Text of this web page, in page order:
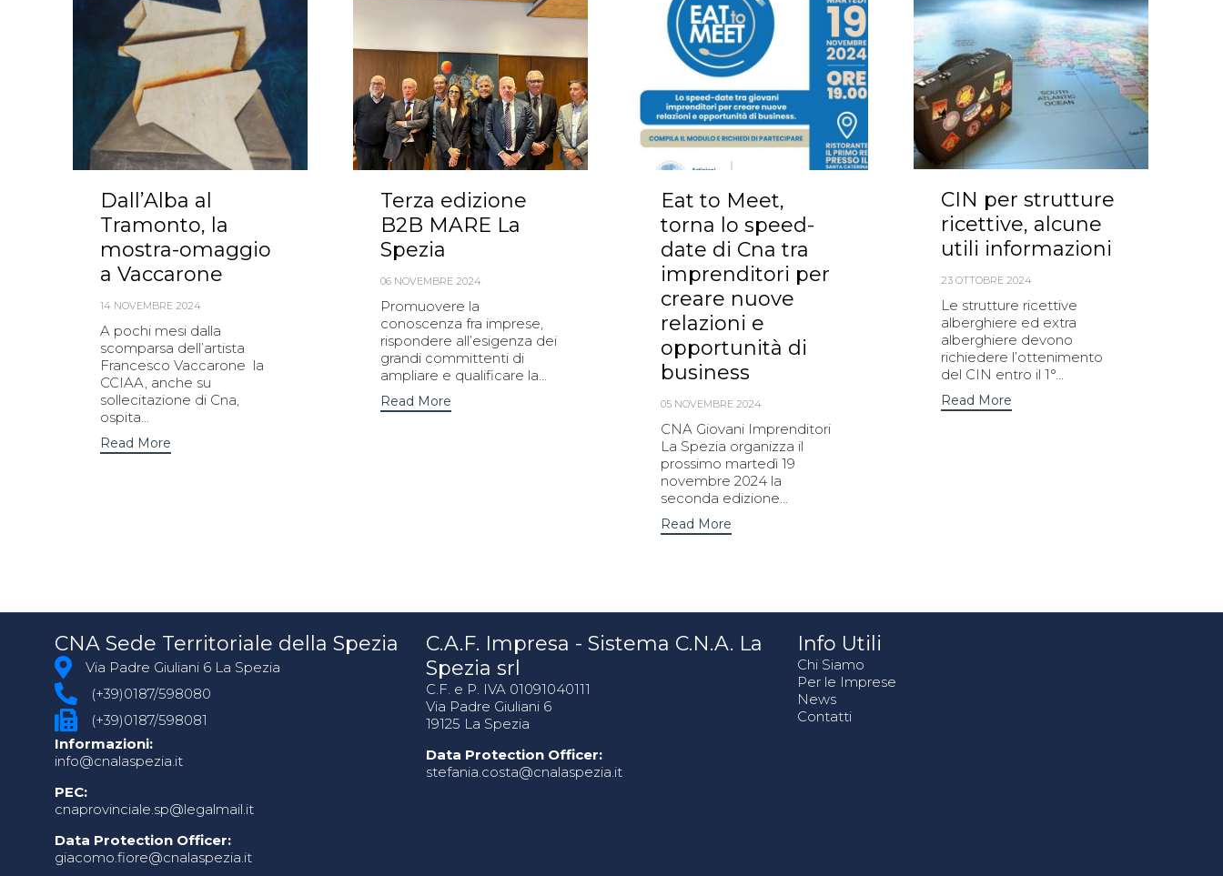
Dall’Alba al
Tramonto, la
mostra-omaggio
a Vaccarone
14 NOVEMBRE 2024
A pochi mesi dalla
scomparsa dell’artista
Francesco Vaccarone la
CCIAA, anche su
sollecitazione di Cna,
ospita...
Read More
Terza edizione
B2B MARE La
Spezia
06 NOVEMBRE 2024
Promuovere la
conoscenza fra imprese,
rispondere all’esigenza dei
grandi committenti di
ampliare e qualificare la...
Read More
Eat to Meet,
torna lo speed-
date di Cna tra
imprenditori per
creare nuove
relazioni e
opportunità di
business
05 NOVEMBRE 2024
CNA Giovani Imprenditori
La Spezia organizza il
prossimo martedì 19
novembre 2024 la
seconda edizione...
Read More
CIN per strutture
ricettive, alcune
utili informazioni
23 OTTOBRE 2024
Le strutture ricettive
alberghiere ed extra
alberghiere devono
richiedere l’ottenimento
del CIN entro il 1°...
Read More
CNA Sede Territoriale della Spezia
Via Padre Giuliani 6 La Spezia
(+39)0187/598080
(+39)0187/598081
Informazioni:
info@cnalaspezia.it
PEC:
cnaprovinciale.sp@legalmail.it
Data Protection Officer:
giacomo.fiore@cnalaspezia.it
C.A.F. Impresa - Sistema C.N.A. La
Spezia srl
C.F. e P. IVA 01091040111
Via Padre Giuliani 6
19125 La Spezia
Data Protection Officer:
stefania.costa@cnalaspezia.it
Info Utili
Chi Siamo
Per le Imprese
News
Contatti